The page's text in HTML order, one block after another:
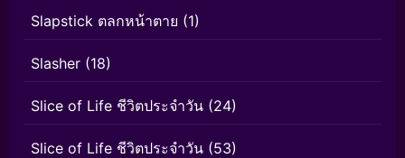
Slapstick ตลกหน้าตาย (1)
Slasher (18)
Slice of Life ชีวิตประจำวัน (24)
Slice of Life ชีวิตประจำวัน (53)